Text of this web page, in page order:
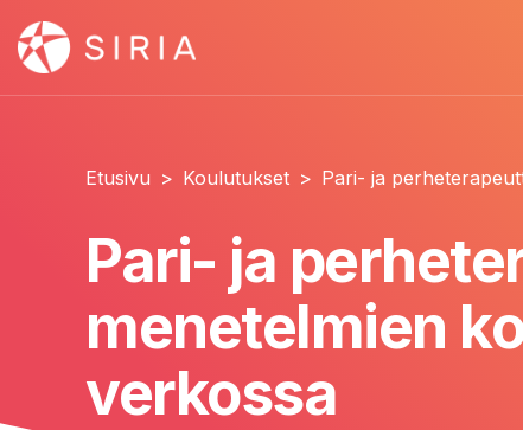
Etusivu > Koulutukset > Pari- ja
Pari- ja
menetelmien
verkossa